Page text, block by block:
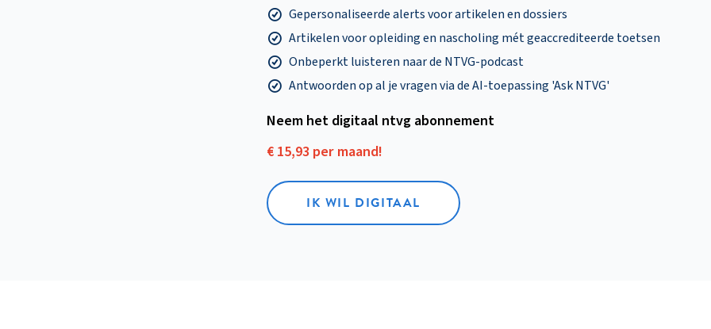
Gepersonaliseerde alerts voor artikelen en dossiers
Artikelen voor opleiding en nascholing mét geaccrediteerde toetsen
Onbeperkt luisteren naar de NTVG-podcast
Antwoorden op al je vragen via de AI-toepassing 'Ask NTVG'
Neem het digitaal ntvg abonnement
€ 15,93 per maand!
IK WIL DIGITAAL